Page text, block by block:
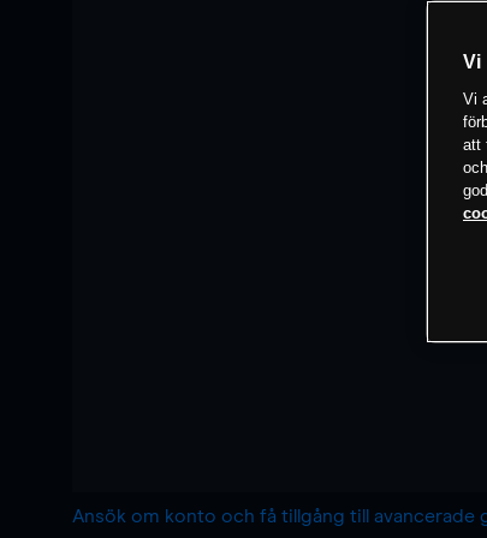
Ansök om konto och få tillgång till avancerade
Vi
Vi
att